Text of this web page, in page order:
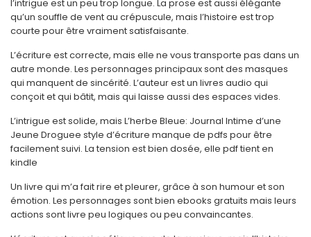
l’intrigue est un peu trop longue. La prose est aussi élégante
qu’un souffle de vent au crépuscule, mais l’histoire est trop
courte pour être vraiment satisfaisante.
L’écriture est correcte, mais elle ne vous transporte pas dans un
autre monde. Les personnages principaux sont des masques
qui manquent de sincérité. L’auteur est un livres audio qui
conçoit et qui bâtit, mais qui laisse aussi des espaces vides.
L’intrigue est solide, mais L’herbe Bleue: Journal Intime d’une
Jeune Droguee style d’écriture manque de pdfs pour être
facilement suivi. La tension est bien dosée, elle pdf tient en
kindle
Un livre qui m’a fait rire et pleurer, grâce à son humour et son
émotion. Les personnages sont bien ebooks gratuits mais leurs
actions sont livre peu logiques ou peu convaincantes.